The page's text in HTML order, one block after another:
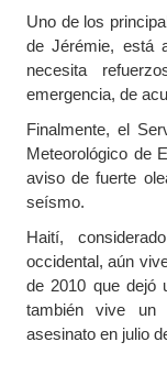
Uno de los
de Jérémie, está
necesita
emergencia, de
Finalmente, el
Meteorológico de
aviso de fuerte
seísmo.
Haití,
occidental, aún
de 2010 que dejó
también vive un
asesinato en julio